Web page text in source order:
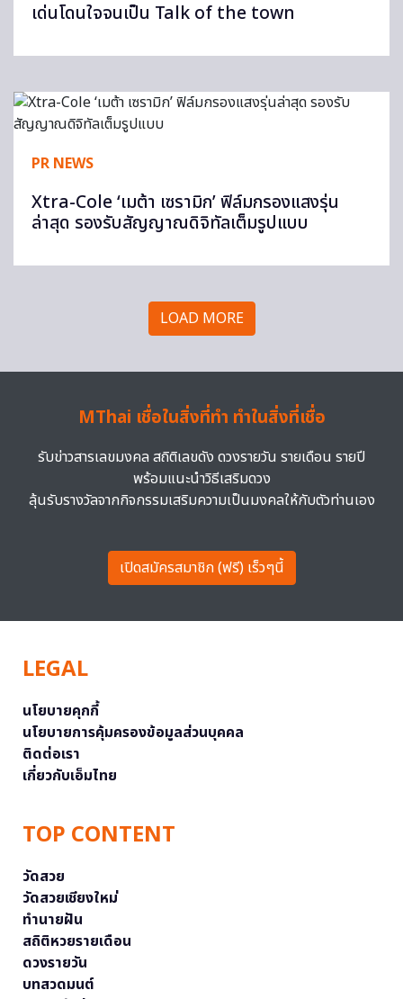
เด่นโดนใจจนเป็น Talk of the town
PR NEWS
Xtra-Cole ‘เมต้า เซรามิก’ ฟิล์มกรองแสงรุ่น
ล่าสุด รองรับสัญญาณดิจิทัลเต็มรูปแบบ
LOAD MORE
MThai เชื่อในสิ่งที่ทำ ทำในสิ่งที่เชื่อ
รับข่าวสารเลขมงคล สถิติเลขดัง ดวงรายวัน รายเดือน รายปี
พร้อมแนะนำวิธีเสริมดวง
ลุ้นรับรางวัลจากกิจกรรมเสริมความเป็นมงคลให้กับตัวท่านเอง
เปิดสมัครสมาชิก (ฟรี) เร็วๆนี้
LEGAL
นโยบายคุกกี้
นโยบายการคุ้มครองข้อมูลส่วนบุคคล
ติดต่อเรา
เกี่ยวกับเอ็มไทย
TOP CONTENT
วัดสวย
วัดสวยเชียงใหม่
ทำนายฝัน
สถิติหวยรายเดือน
ดวงรายวัน
บทสวดมนต์